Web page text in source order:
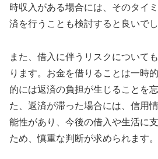
時収入がある場合には、そのタイ
済を行うことも検討すると良いでし
また、借入に伴うリスクについて
ります。お金を借りることは一時
的には返済の負担が生じることを
た、返済が滞った場合には、信用
能性があり、今後の借入や生活に
ため、慎重な判断が求められます。